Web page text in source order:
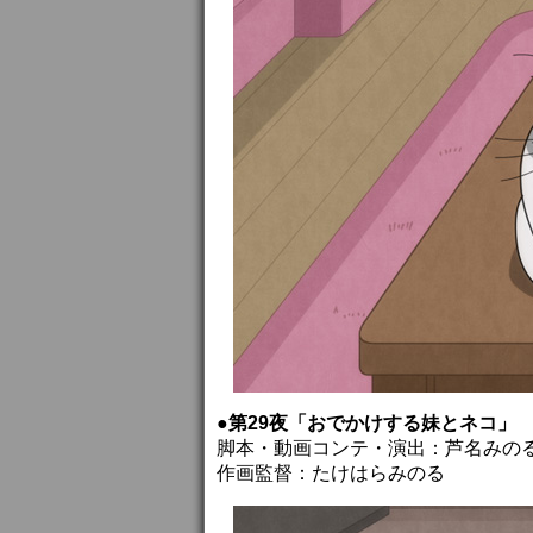
●第29夜「おでかけする妹とネコ」
脚本・動画コンテ・演出：芦名みの
作画監督：たけはらみのる